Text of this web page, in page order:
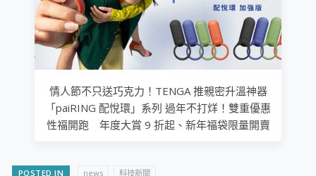
情人節不只送巧克力！TENGA 推親密升溫神器
「paiRING 配悅環」系列 過年不打烊！雙重優惠
性福開跑 年度大賞 9 折起、新年福袋限量開賣
POSTED IN news 科技新聞